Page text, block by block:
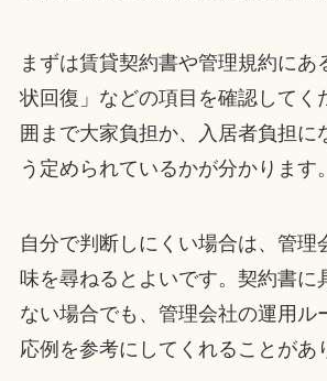
まずは賃貸契約書や管理規約にあ
状回復」などの項目を確認してく
囲まで大家負担か、入居者負担に
う定められているかが分かります。
自分で判断しにくい場合は、管理
味を尋ねるとよいです。契約書に
ない場合でも、管理会社の運用ル
応例を参考にしてくれることがあ